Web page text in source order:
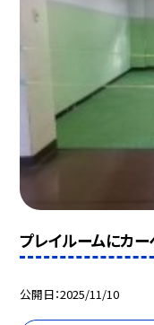
プレイルームにカー
公開日 2025/11/10